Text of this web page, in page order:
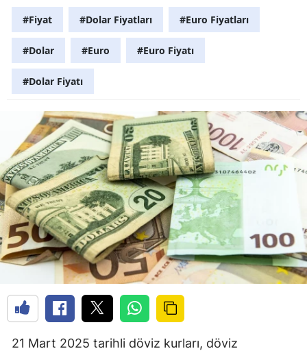
#Fiyat #Dolar Fiyatları #Euro Fiyatları
#Dolar #Euro #Euro Fiyatı
#Dolar Fiyatı
21 Mart 2025 tarihli döviz kurları, döviz